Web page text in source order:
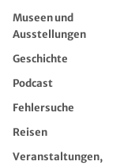
Museen und
Ausstellungen
Geschichte
Podcast
Fehlersuche
Reisen
Veranstaltungen,